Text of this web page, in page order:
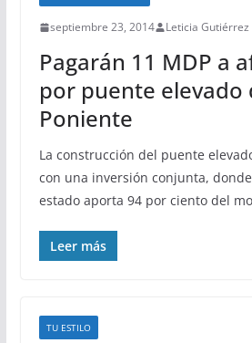
septiembre 23, 2014 Leticia
Pagarán 11 MDP a
por puente elevado
Poniente
La construcción del puente
con una inversión conjunta,
estado aporta 94 por ciento del
Leer más
TU ESTILO